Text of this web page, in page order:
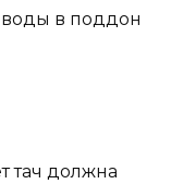
в поддон
тач должна